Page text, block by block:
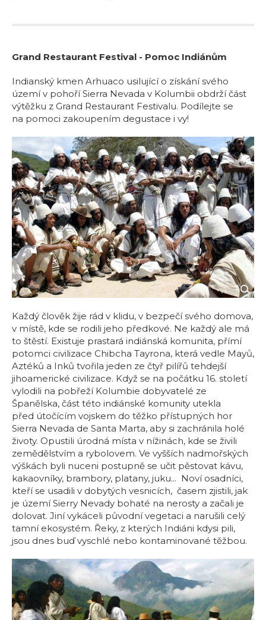
Grand Restaurant Festival - Pomoc Indiánům
Indianský kmen Arhuaco usilující o získání svého
území v pohoří Sierra Nevada v Kolumbii obdrží část
výtěžku z Grand Restaurant Festivalu. Podílejte se
na pomoci zakoupením degustace i vy!
Každý člověk žije rád v klidu, v bezpečí svého domova,
v místě, kde se rodili jeho předkové. Ne každý ale má
to štěstí. Existuje prastará indiánská komunita, přímí
potomci civilizace Chibcha Tayrona, která vedle Mayů,
Aztéků a Inků tvořila jeden ze čtyř pilířů tehdejší
jihoamerické civilizace. Když se na počátku 16. století
vylodili na pobřeží Kolumbie dobyvatelé ze
Španělska, část této indiánské komunity utekla
před útočícím vojskem do těžko přístupných hor
Sierra Nevada de Santa Marta, aby si zachránila holé
životy. Opustili úrodná místa v nížinách, kde se živili
zemědělstvím a rybolovem. Ve vyšších nadmořských
výškách byli nuceni postupně se učit pěstovat kávu,
kakaovníky, brambory, platany, juku... Noví osadníci,
kteří se usadili v dobytých vesnicích, časem zjistili, jak
je území Sierry Nevady bohaté na nerosty a začali je
dolovat. Jiní vykáceli původní vegetaci a narušili celý
tamní ekosystém. Řeky, z kterých Indiáni kdysi pili,
jsou dnes buď vyschlé nebo kontaminované těžbou.